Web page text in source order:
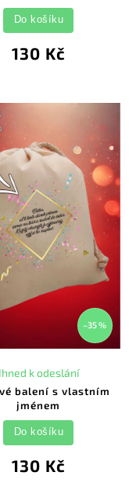
130 Kč
Do košíku
–35 %
balení s vlastním
jménem
Ihned k odeslání
130 Kč
Do košíku